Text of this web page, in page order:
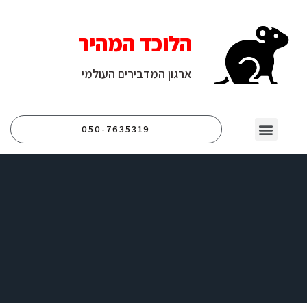
הלוכד המהיר
ארגון המדבירים העולמי
050-7635319